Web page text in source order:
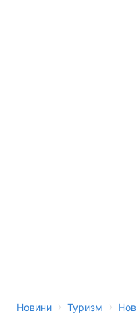
Новини › Туризм ›